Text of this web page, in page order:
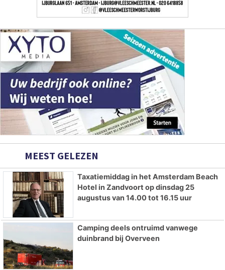
MEEST GELEZEN
Taxatiemiddag in het Amsterdam Beach
Hotel in Zandvoort op dinsdag 25
augustus van 14.00 tot 16.15 uur
Camping deels ontruimd vanwege
duinbrand bij Overveen